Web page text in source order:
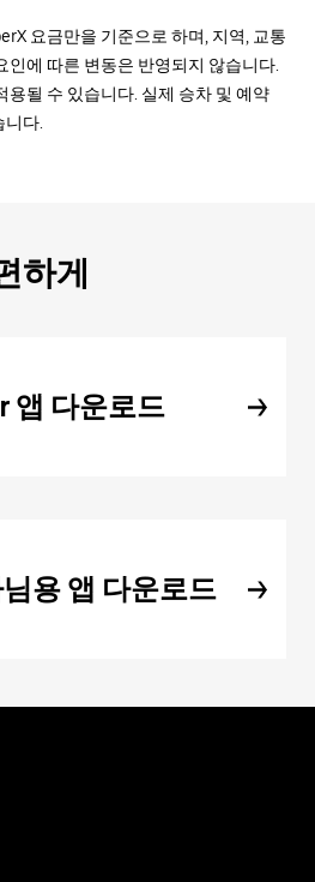
요금만을 기준으로 하며, 지역, 교통
인에 따른 변동은 반영되지 않습니다.
용될 수 있습니다. 실제 승차 및 예약
다.
하게
앱 다운로드
용 앱 다운로드